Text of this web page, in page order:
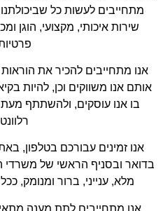
מתחייבים לעשות כל
שירות איכותי, מקצועי, הוגן
אנו מתחייבים להכיר את הוראות
אותם אנו משווקים וכן, להיות
בו אנו עוסקים, ולהשתתף
אנו זמינים עבורכם בטלפון,
בדואר ובסניף הראשי של
מלא, ענייני, ברור ומנומק,